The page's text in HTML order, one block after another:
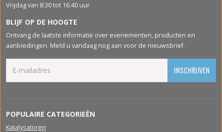
Vrijdag van 8:30 tot 16:40 uur
BLIJF OP DE HOOGTE
Ontvang de laatste informatie over evenementen, producten en
aanbiedingen. Meld u vandaag nog aan voor de nieuwsbrief.
INSCHRIJVEN
POPULAIRE CATEGORIEËN
Katalysatoren